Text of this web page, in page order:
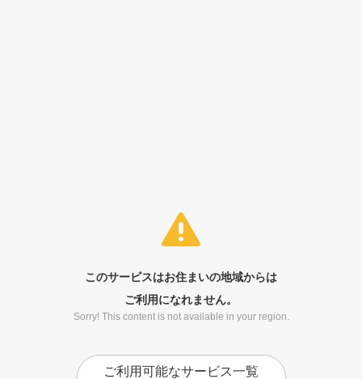
このサービスはお住まいの地域からは
ご利用になれません。
Sorry! This content is not available in your region.
ご利用可能なサービス一覧